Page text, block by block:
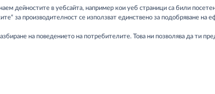
дейностите в уебсайта, например кои уеб страници са били
за производителност се използват единствено за подобряване на
на поведението на потребителите. Това ни позволява да ти